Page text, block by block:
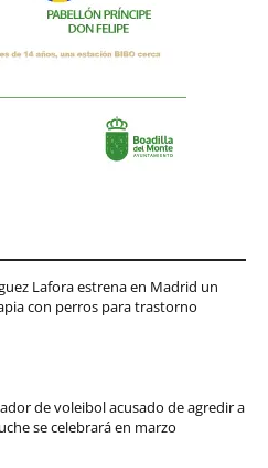
Lafora estrena en Madrid un
con perros para trastorno
de voleibol acusado de agredir a
se celebrará en marzo